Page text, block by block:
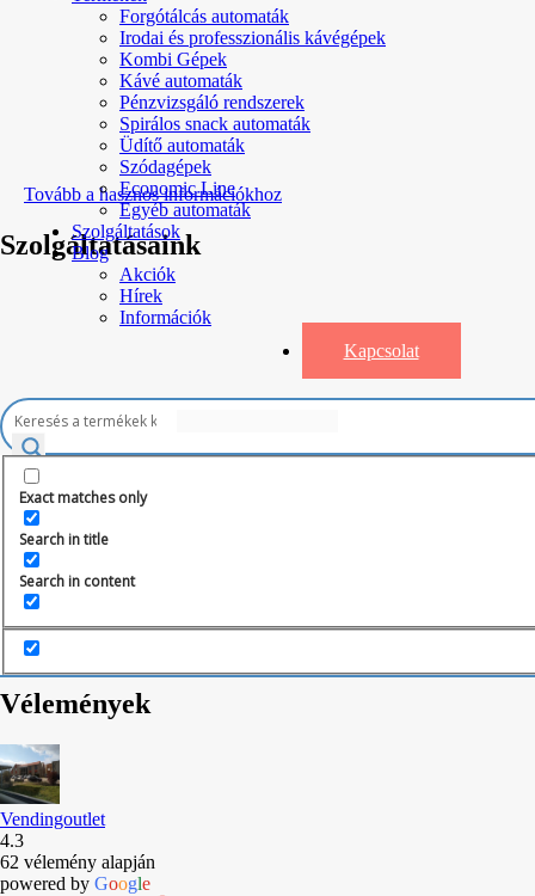
Forgótálcás automaták
Irodai és professzionális kávégépek
Kombi Gépek
Kávé automaták
Pénzvizsgáló rendszerek
Spirálos snack automaták
Üdítő automaták
Szódagépek
Economic Line
Egyéb automaták
Szolgáltatások
Blog
Akciók
Hírek
Információk
Kapcsolat
Exact matches only
Search in title
Search in content
Tovább a hasznos információkhoz
Szolgáltatásaink
Megnézem a szolgáltatásokat
Vélemények
Vendingoutlet
4.3
62 vélemény alapján
powered by Google